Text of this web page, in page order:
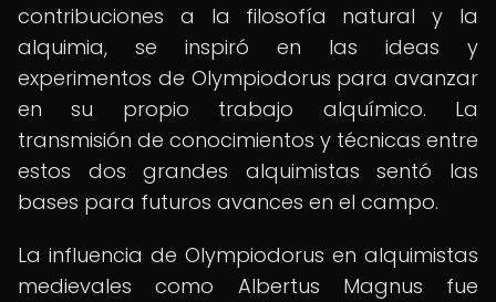
contribuciones a la filosofía natural y la
alquimia, se inspiró en las ideas y
experimentos de Olympiodorus para avanzar
en su propio trabajo alquímico. La
transmisión de conocimientos y técnicas entre
estos dos grandes alquimistas sentó las
bases para futuros avances en el campo.
La influencia de Olympiodorus en alquimistas
medievales como Albertus Magnus fue